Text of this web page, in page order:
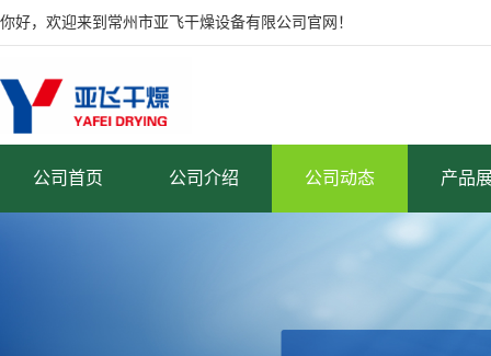
你好，欢迎来到常州市亚飞干燥设备有限公司官网！
公司首页 公司介绍 公司动态 产品